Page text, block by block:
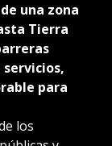
una zona
Tierra
para
los